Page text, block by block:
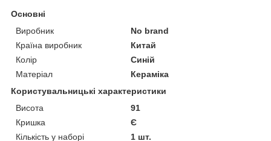
Основні
Виробник
No brand
Країна виробник
Китай
Колір
Синій
Матеріал
Кераміка
Користувальницькі характеристики
Висота
91
Кришка
Є
Кількість у наборі
1 шт.